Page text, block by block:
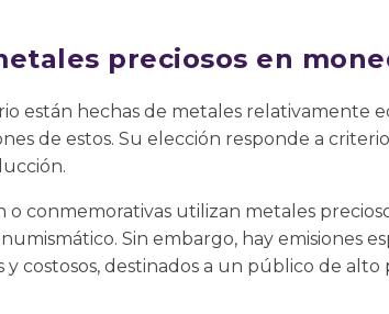
preciosos en
están hechas de metales relativamente
de estos. Su elección responde a
o conmemorativas utilizan metales
Sin embargo, hay emisiones
costosos, destinados a un público de alto